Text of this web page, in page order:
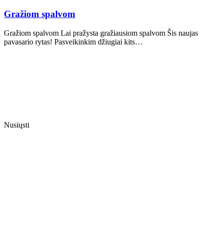
Gražiom spalvom
Gražiom spalvom Lai pražysta gražiausiom spalvom Šis naujas
pavasario rytas! Pasveikinkim džiugiai kits…
Nusiųsti